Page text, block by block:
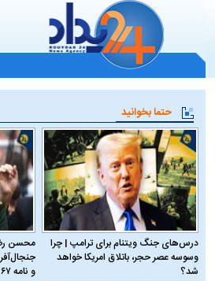
حتما بخوانید
درس‌های جنگ ویتنام برای ترامپ | چرا
وسوسه عصر حجر، باتلاق امریکا خواهد
شد؟
محسن
و نامه ۶۷ تا تنگه هرمز و شعام